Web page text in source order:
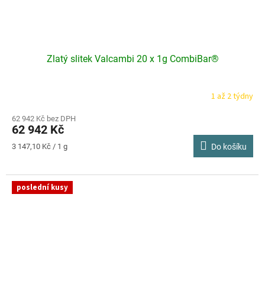
Zlatý slitek Valcambi 20 x 1g CombiBar®
produktu
je
4,0
hvězdiček.
1 až 2 týdny
62 942 Kč bez DPH
62 942 Kč
Měrná
3 147,10 Kč / 1 g Do košíku
poslední kusy